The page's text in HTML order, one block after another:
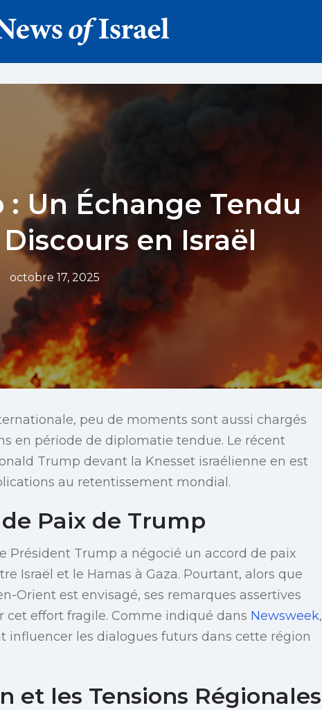
Un Échange Tendu
en Israël
octobre 17, 2025
peu de moments sont aussi chargés
en période de diplomatie tendue. Le récent
Trump devant la Knesset israélienne en est
au retentissement mondial.
Paix de Trump
Président Trump a négocié un accord de paix
Israël et le Hamas à Gaza. Pourtant, alors que
Orient est envisagé, ses remarques assertives
cet effort fragile. Comme indiqué dans Newsweek,
influencer les dialogues futurs dans cette région
et les Tensions Régionales